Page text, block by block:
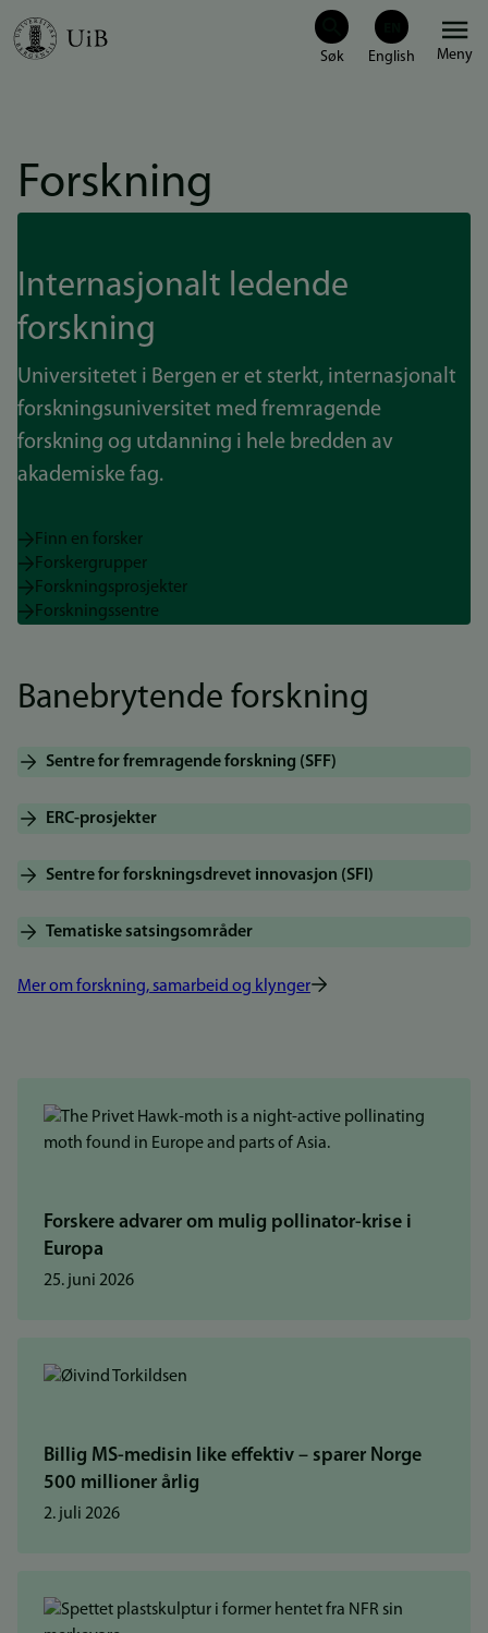
Hopp
Meny
Forskning
Internasjonalt ledende
forskning
Universitetet i Bergen er et sterkt, internasjonalt
forskningsuniversitet med fremragende
forskning og utdanning i hele bredden av
akademiske fag.
Finn en forsker
Forskergrupper
Forskningsprosjekter
Forskningssentre
Banebrytende forskning
Sentre for fremragende forskning (SFF)
ERC-prosjekter
Sentre for forskningsdrevet innovasjon (SFI)
Tematiske satsingsområder
Mer om forskning, samarbeid og klynger
Forskere advarer om mulig pollinator-krise i
Europa
25. juni 2026
Billig MS-medisin like effektiv – sparer Norge
500 millioner årlig
2. juli 2026